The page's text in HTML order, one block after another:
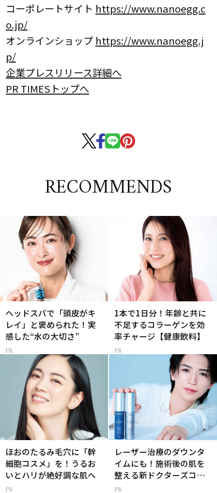
コーポレートサイト https://www.nanoegg.c
o.jp/
オンラインショップ https://www.nanoegg.j
p/
企業プレスリリース詳細へ
PR TIMESトップへ
RECOMMENDS
ヘッドスパで「頭皮がキ
レイ」と褒められた！実
感した“水の大切さ”
1本で1日分！年齢と共に
不足するコラーゲンを効
率チャージ【健康飲料】
ほおのたるみ毛穴に「幹
細胞コスメ」を！うるお
いとハリが絶好調な肌へ
レーザー治療のダウンタ
イムにも！施術後の肌を
整える新ドクターズコス
メ